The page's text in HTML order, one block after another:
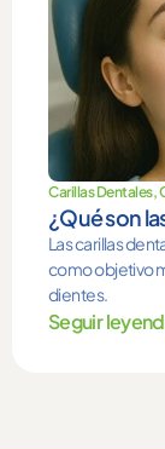
Carillas Dentales,
¿Qué son
Las carillas
como objetivo
dientes.
Seguir